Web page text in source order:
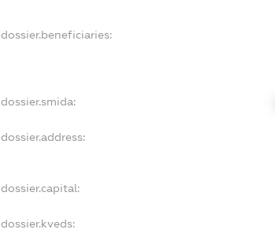
dossier.beneficiaries:
dossier.smida:
dossier.address:
dossier.capital:
dossier.kveds: